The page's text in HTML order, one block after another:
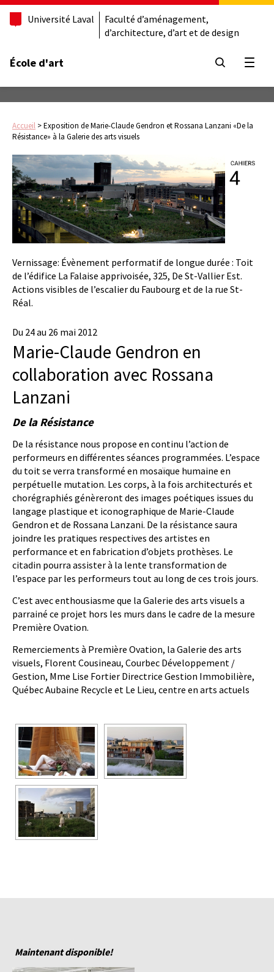
Université Laval
Faculté d’aménagement,
d’architecture, d’art et de design
École d'art
Accueil >Exposition de Marie-Claude Gendron et Rossana Lanzani «De la
Résistance» à la Galerie des arts visuels
Vernissage: Évènement performatif de longue durée : Toit
de l’édifice La Falaise apprivoisée, 325, De St-Vallier Est.
Actions visibles de l’escalier du Faubourg et de la rue St-
Réal.
Du 24 au 26 mai 2012
Marie-Claude Gendron en
collaboration avec Rossana
Lanzani
De la Résistance
De la résistance nous propose en continu l’action de
performeurs en différentes séances programmées. L’espace
du toit se verra transformé en mosaïque humaine en
perpétuelle mutation. Les corps, à la fois architecturés et
chorégraphiés génèreront des images poétiques issues du
langage plastique et iconographique de Marie-Claude
Gendron et de Rossana Lanzani. De la résistance saura
joindre les pratiques respectives des artistes en
performance et en fabrication d’objets prothèses. Le
citadin pourra assister à la lente transformation de
l’espace par les performeurs tout au long de ces trois jours.
C’est avec enthousiasme que la Galerie des arts visuels a
parrainé ce projet hors les murs dans le cadre de la mesure
Première Ovation.
Remerciements à Première Ovation, la Galerie des arts
visuels, Florent Cousineau, Courbec Développement /
Gestion, Mme Lise Fortier Directrice Gestion Immobilière,
Québec Aubaine Recycle et Le Lieu, centre en arts actuels
Maintenant disponible!